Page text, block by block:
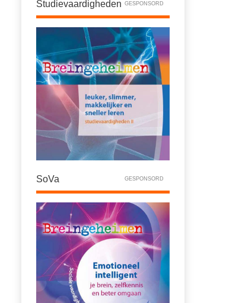
Studievaardigheden GESPONSORD
SoVa GESPONSORD